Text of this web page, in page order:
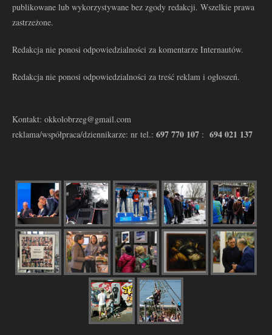
publikowane lub wykorzystywane bez zgody redakcji. Wszelkie prawa
zastrzeżone.
Redakcja nie ponosi odpowiedzialności za komentarze Internautów.
Redakcja nie ponosi odpowiedzialności za treść reklam i ogłoszeń.
Kontakt: okkolobrzeg@gmail.com
reklama/współpraca/dziennikarze: nr tel.: 697 770 107 : 694 021 137